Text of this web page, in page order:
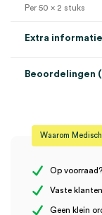
Per 50 x 2 stuks
Extra informatie
Steriel
Uitvoering
Beoordelingen
Er zijn nog geen
Waarom
Op
Vaste
Geen klein